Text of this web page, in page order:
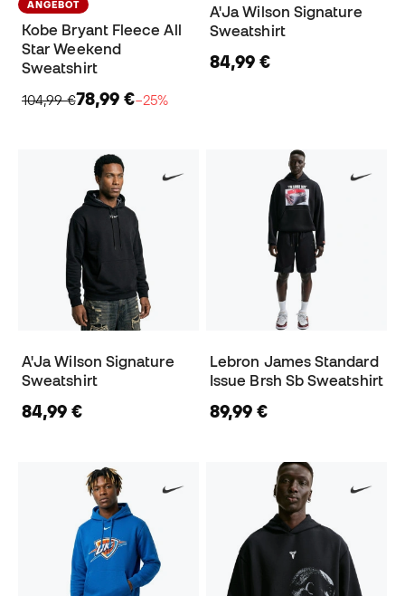
ANGEBOT
Kobe Bryant Fleece All
Star Weekend
Sweatshirt
104,99 €78,99 €−25%
A'Ja Wilson Signature
Sweatshirt
84,99 €
A'Ja Wilson Signature
Sweatshirt
84,99 €
Lebron James Standard
Issue Brsh Sb Sweatshirt
89,99 €